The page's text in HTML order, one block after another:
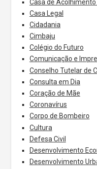
Casa de
Casa Legal
Cidadania
Cimbaju
Colégio do Futuro
Comunicação e
Conselho Tutelar de
Consulta em Dia
Coração de Mãe
Coronavírus
Corpo de Bombeiro
Cultura
Defesa Civil
Desenvolvimento
Desenvolvimento